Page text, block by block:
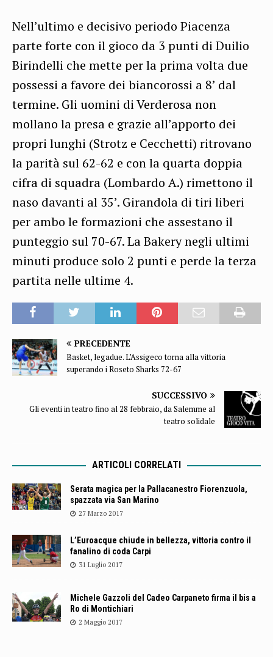
Nell’ultimo e decisivo periodo Piacenza
parte forte con il gioco da 3 punti di Duilio
Birindelli che mette per la prima volta due
possessi a favore dei biancorossi a 8’ dal
termine. Gli uomini di Verderosa non
mollano la presa e grazie all’apporto dei
propri lunghi (Strotz e Cecchetti) ritrovano
la parità sul 62-62 e con la quarta doppia
cifra di squadra (Lombardo A.) rimettono il
naso davanti al 35’. Girandola di tiri liberi
per ambo le formazioni che assestano il
punteggio sul 70-67. La Bakery negli ultimi
minuti produce solo 2 punti e perde la terza
partita nelle ultime 4.
PRECEDENTE
Basket, legadue. L’Assigeco torna alla vittoria
superando i Roseto Sharks 72-67
SUCCESSIVO
Gli eventi in teatro fino al 28 febbraio, da Salemme al
teatro solidale
ARTICOLI CORRELATI
Serata magica per la Pallacanestro Fiorenzuola,
spazzata via San Marino
27 Marzo 2017
L’Euroacque chiude in bellezza, vittoria contro il
fanalino di coda Carpi
31 Luglio 2017
Michele Gazzoli del Cadeo Carpaneto firma il bis a
Ro di Montichiari
2 Maggio 2017